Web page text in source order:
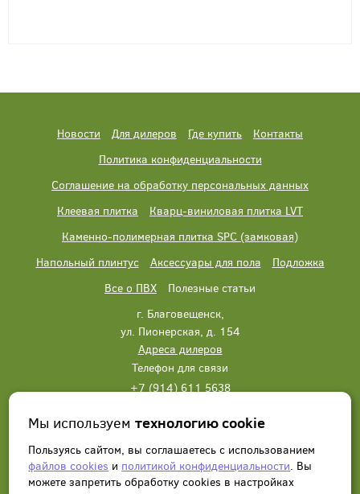
Новости Для дилеров Где купить
Контакты
Политика конфиденциальности
Соглашение на обработку персональных данных
Клеевая плитка
Кварц-виниловая плитка LVT
Каменно-полимерная плитка SPC (замковая)
Напольный плинтус
Аксессуары для пола
Подложка
Все о ПВХ
Полезные статьи
г. Благовещенск,
ул. Пионерская, д. 154
Адреса дилеров
Телефон для связи
+7 (914) 611 5638
Написать нам Заказать звонок
Мы используемтехнологию cookie
Пользуясь сайтом, вы соглашаетесь с использованием
файлов cookies и политикой конфиденциальности. Вы
можете запретить обработку сookies в настройках